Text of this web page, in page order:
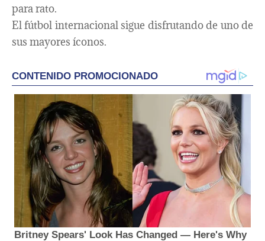
para rato.
El fútbol internacional sigue disfrutando de uno de
sus mayores íconos.